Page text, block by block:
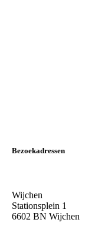
Bezoekadressen
Wijchen
Stationsplein 1
6602 BN Wijchen